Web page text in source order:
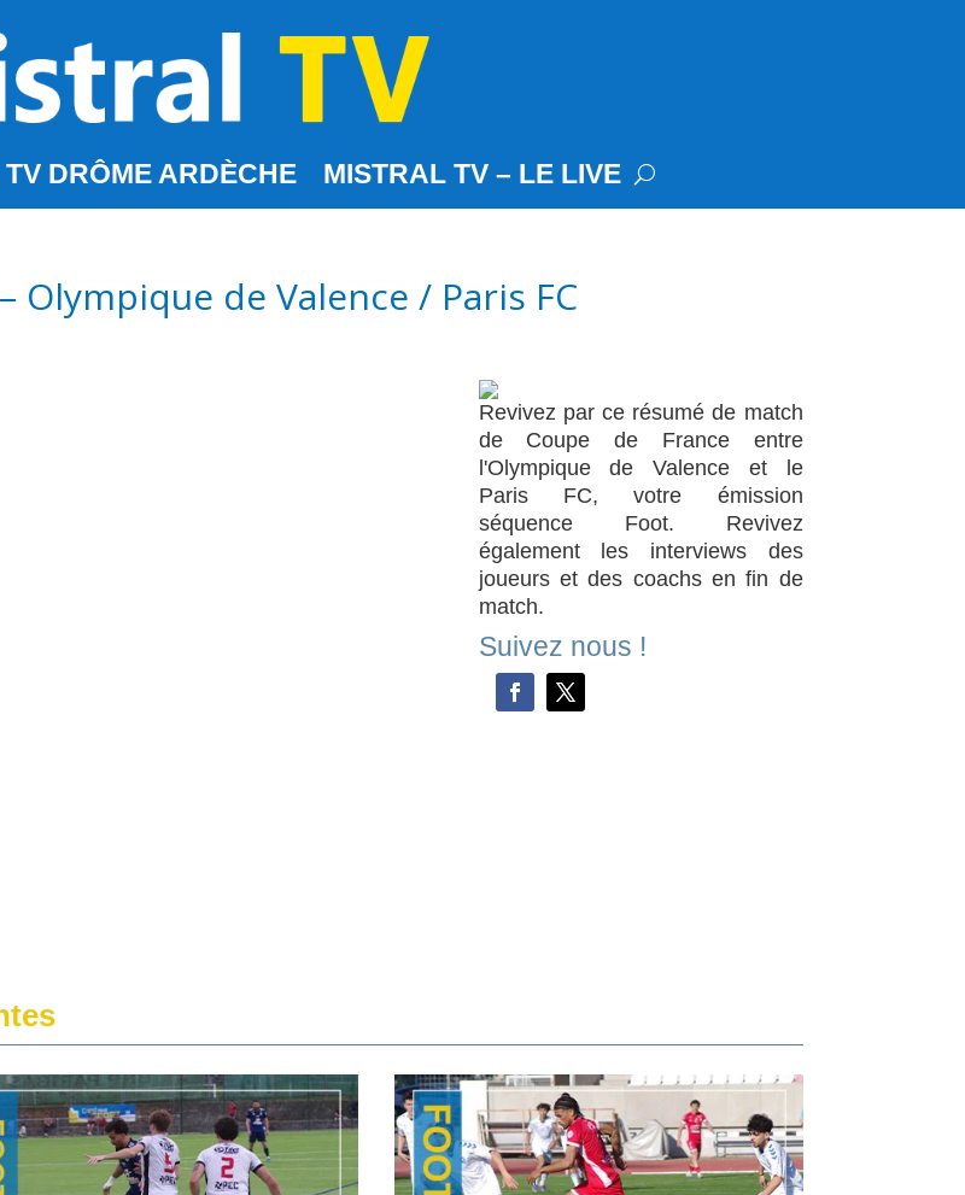
DRÔME ARDÈCHE MISTRAL TV – LE LIVE
Olympique de Valence / Paris FC
Revivez par ce résumé de match
de Coupe de France entre
l'Olympique de Valence et le
Paris FC, votre émission
séquence Foot. Revivez
également les interviews des
joueurs et des coachs en fin de
match.
Suivez nous !